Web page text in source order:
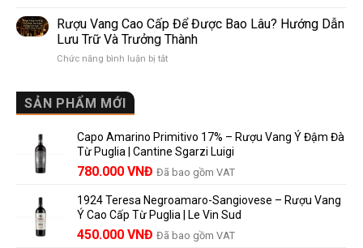
Dễ
Hiểu
Người
khác
nhau
vì
lựa
chọn
đáng
en
Bouteille
au
Château
nhãn
rượu
vang
và
những
người
Rượu Vang Cao Cấp Để Được Bao Lâu? Hướng Dẫn
Lưu Trữ Và Trưởng Thành
Chức năng bình luận bị tắtở
Được
Bao
Lâu?
Dẫn
Lưu
Trữ
Và
SẢN PHẨM MỚI
Capo Amarino Primitivo 17% – Rượu Vang Ý Đậm Đà
Từ Puglia | Cantine Sgarzi Luigi
Giá
là:
858.000 VNĐ.
780.000 VNĐ Giá
tại
là:
780.000 VNĐ.
Đã bao gồm VAT
1924 Teresa Negroamaro-Sangiovese – Rượu Vang
Ý Cao Cấp Từ Puglia | Le Vin Sud
Giá
450.000 VNĐ Giá
Đã bao gồm VAT